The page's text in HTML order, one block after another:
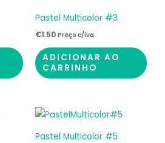
Pastel Multicolor #3
€1.50 Preço c/iva
ADICIONAR AO
CARRINHO
Pastel Multicolor #5